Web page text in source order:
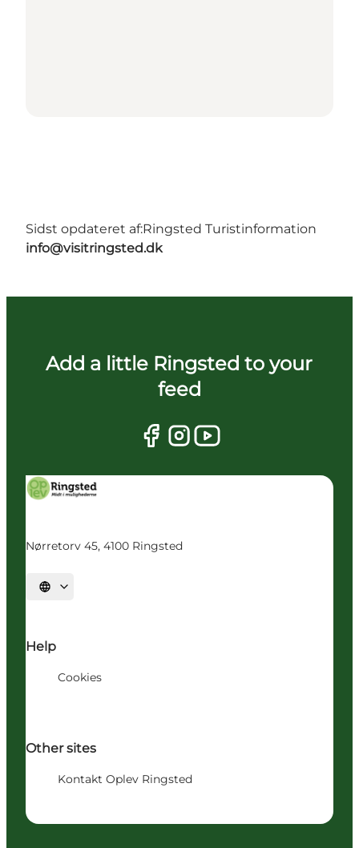
Sidst opdateret af:Ringsted Turistinformation
info@visitringsted.dk
Add a little Ringsted to your
feed
Nørretorv 45, 4100 Ringsted
Vælg sprog
Help
Cookies
Other sites
Kontakt Oplev Ringsted